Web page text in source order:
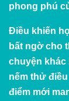
phong phú
Điều khiến
bất ngờ cho
chuyện khác
nếm thử
điểm mới